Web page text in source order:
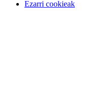
Ezarri cookieak